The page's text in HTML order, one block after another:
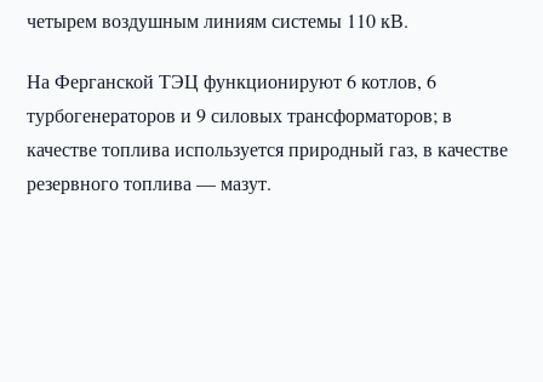
четырем воздушным линиям системы 110 кВ.
На Ферганской ТЭЦ функционируют 6 котлов, 6
турбогенераторов и 9 силовых трансформаторов; в
качестве топлива используется природный газ, в качестве
резервного топлива — мазут.